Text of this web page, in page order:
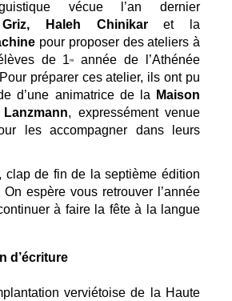
vécue l’an dernier
Haleh Chinikar et la
pour proposer des ateliers à
de 1re
année de l’Athénée
préparer ces atelier, ils ont pu
d’une animatrice de la
Maison
Lanzmann, expressément venue
les accompagner dans leurs
de fin de la septième édition
On espère vous retrouver l’année
à faire la fête à la langue
d’écriture
verviétoise de la Haute